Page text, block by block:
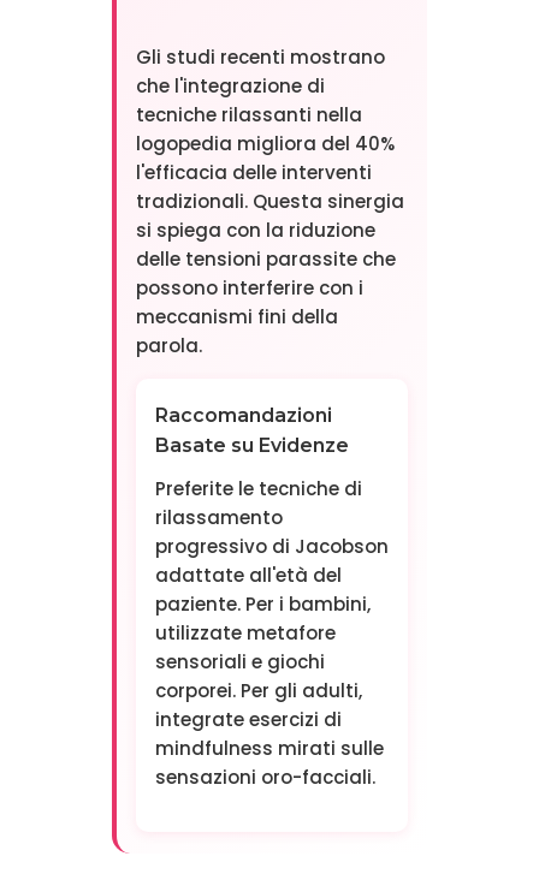
Gli studi recenti mostrano
che l'integrazione di
tecniche rilassanti nella
logopedia migliora del 40%
l'efficacia delle interventi
tradizionali. Questa sinergia
si spiega con la riduzione
delle tensioni parassite che
possono interferire con i
meccanismi fini della
parola.
Raccomandazioni
Basate su Evidenze
Preferite le tecniche di
rilassamento
progressivo di Jacobson
adattate all'età del
paziente. Per i bambini,
utilizzate metafore
sensoriali e giochi
corporei. Per gli adulti,
integrate esercizi di
mindfulness mirati sulle
sensazioni oro-facciali.